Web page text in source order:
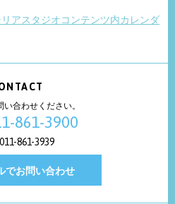
アスタジオコンテンツ内カレンダ
い合わせください。
861-3900
861-3939
でお問い合わせ